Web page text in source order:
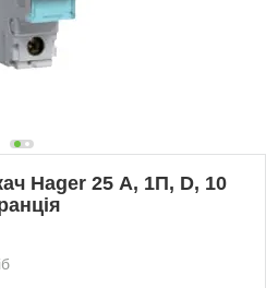
Hager 25 А, 1П, D, 10